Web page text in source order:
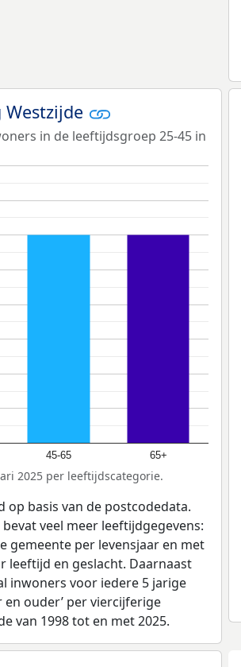
in de leeftijdsgroep 25-45 in
45-65 65+
2025 per leeftijdscategorie.
basis van de postcodedata.
bevat veel meer leeftijdgegevens:
gemeente per levensjaar en met
leeftijd en geslacht. Daarnaast
inwoners voor iedere 5 jarige
en ouder’ per viercijferige
van 1998 tot en met 2025.